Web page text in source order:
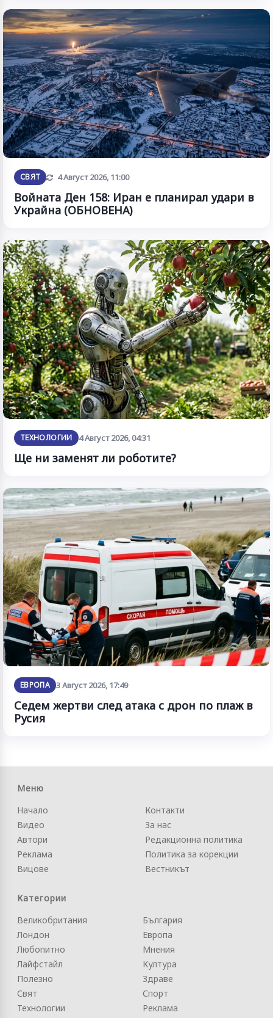
СВЯТ Обновена
4 Август 2026, 11:00
Войната Ден 158: Иран е планирал удари в
Украйна (ОБНОВЕНА)
ТЕХНОЛОГИИ 4 Август 2026, 04:31
Ще ни заменят ли роботите?
ЕВРОПА 3 Август 2026, 17:49
Седем жертви след атака с дрон по плаж в
Русия
Меню
Начало
Видео
Автори
Реклама
Вицове
Контакти
За нас
Редакционна политика
Политика за корекции
Вестникът
Категории
Великобритания
Лондон
Любопитно
Лайфстайл
Полезно
Свят
Технологии
България
Европа
Мнения
Култура
Здраве
Спорт
Реклама